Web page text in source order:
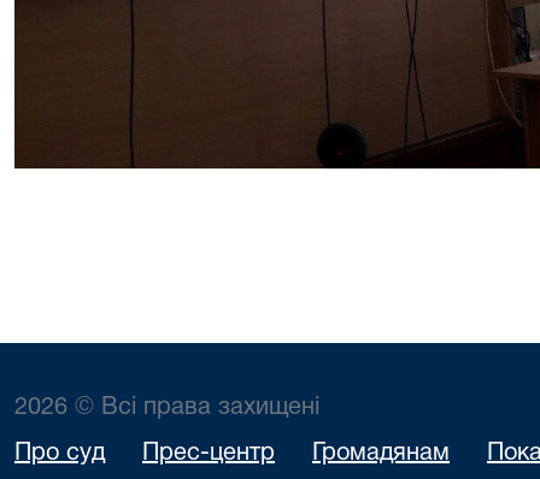
2026 © Всі права захищені
Про суд Прес-центр Громадянам